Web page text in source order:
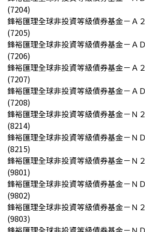
(7204)
鋒裕匯理全球非投資等級債券基金－Ａ
(7205)
鋒裕匯理全球非投資等級債券基金－Ａ
(7206)
鋒裕匯理全球非投資等級債券基金－Ａ
(7207)
鋒裕匯理全球非投資等級債券基金－Ａ
(7208)
鋒裕匯理全球非投資等級債券基金－Ｎ
(8214)
鋒裕匯理全球非投資等級債券基金－Ｎ
(8215)
鋒裕匯理全球非投資等級債券基金－Ｎ
(9801)
鋒裕匯理全球非投資等級債券基金－Ｎ
(9802)
鋒裕匯理全球非投資等級債券基金－Ｎ
(9803)